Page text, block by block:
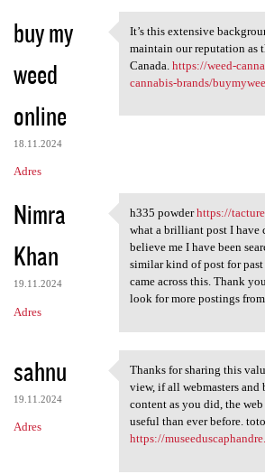
buy my
weed
online
18.11.2024
Adres
It’s this extensive
It’s this extensive
maintain our reputation as
Canada. https://weed-
cannabis-brands/
Nimra
Khan
19.11.2024
Adres
h335 powder https:/
h335 powderhttps://
what a brilliant post I have
believe me I have been
similar kind of post for
came across this. Thank
look for more postings
sahnu
19.11.2024
Adres
Thanks for sharing
Thanks for sharing this
view, if all webmasters and
content as you did, the
useful than ever before.
https://